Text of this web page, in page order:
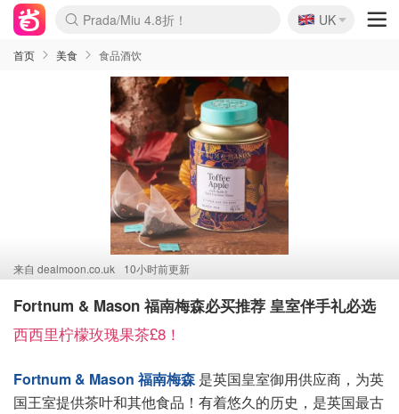
麦卢卡蜂蜜夏促！个位数！
Prada/Miu 4.8折！
啥？必胜客披萨5折！
🇬🇧
UK
首页 美食 食品酒饮
来自 dealmoon.co.uk 10小时前更新
Fortnum & Mason 福南梅森必买推荐 皇室伴手礼必选
西西里柠檬玫瑰果茶£8！
Fortnum & Mason 福南梅森是英国皇室御用供应商，为英
国王室提供茶叶和其他食品！有着悠久的历史，是英国最古